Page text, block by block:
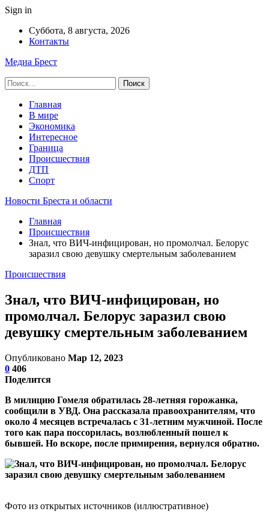
Sign in
Суббота, 8 августа, 2026
Контакты
Медиа Брест
Главная
В мире
Экономика
Интересное
Граница
Происшествия
ДТП
Спорт
Новости Бреста и области
Главная
Происшествия
Знал, что ВИЧ-инфицирован, но промолчал. Белорус
заразил свою девушку смертельным заболеванием
Происшествия
Знал, что ВИЧ-инфицирован, но
промолчал. Белорус заразил свою
девушку смертельным заболеванием
Опубликовано Мар 12, 2023
0 406
Поделится
В милицию Гомеля обратилась 28-летняя горожанка,
сообщили в УВД. Она рассказала правоохранителям, что
около 4 месяцев встречалась с 31-летним мужчиной. После
того как пара поссорилась, возлюбленный пошел к
бывшей. Но вскоре, после примирения, вернулся обратно.
Фото из открытых источников (иллюстративное)